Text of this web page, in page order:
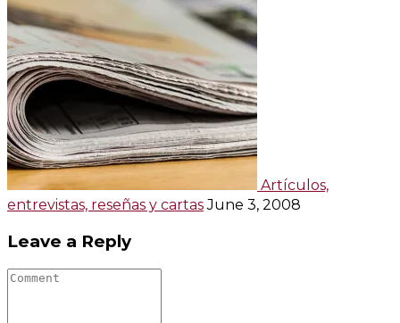
Artículos,
entrevistas, reseñas y cartas June 3, 2008
Leave a Reply